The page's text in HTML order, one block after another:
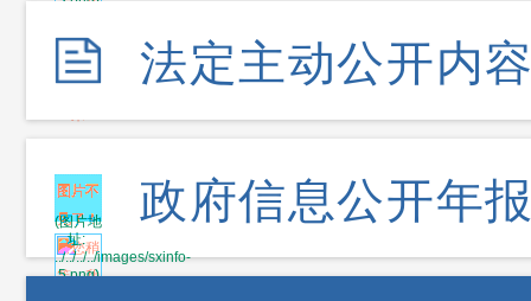
法定主动公开内
政府信息公开年